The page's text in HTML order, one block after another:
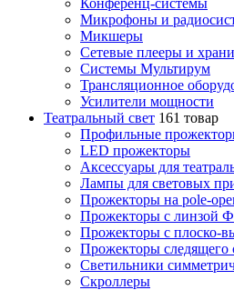
Микрофоны и
Микшеры
Сетевые плееры и
Системы Мультирум
Трансляционное
Усилители мощности
Театральный свет 161 товар
Профильные
LED прожекторы
Аксессуары для
Лампы для световых
Прожекторы на pole-
Прожекторы с линзой
Прожекторы с плоско-
Прожекторы следящего
Светильники
Скроллеры